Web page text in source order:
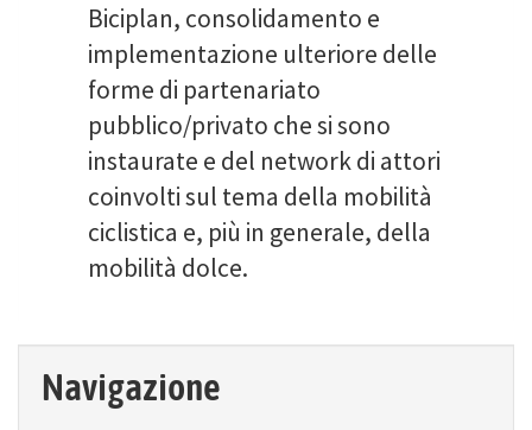
Biciplan, consolidamento e
implementazione ulteriore delle
forme di partenariato
pubblico/privato che si sono
instaurate e del network di attori
coinvolti sul tema della mobilità
ciclistica e, più in generale, della
mobilità dolce.
Navigazione